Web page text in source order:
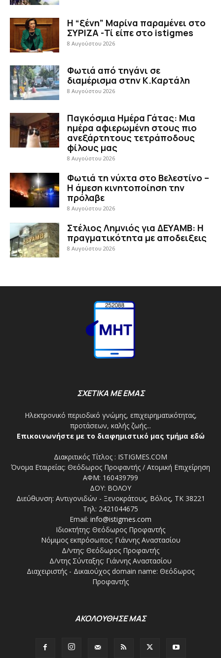
Η “ξένη” Μαρίνα παραμένει στο
ΣΥΡΙΖΑ -Τί είπε στο istigmes
8 Αυγούστου 2026
Φωτιά από τηγάνι σε
διαμέρισμα στην Κ.Καρτάλη
8 Αυγούστου 2026
Παγκόσμια Ημέρα Γάτας: Μια
ημέρα αφιερωμένη στους πιο
ανεξάρτητους τετράποδους
φίλους μας
8 Αυγούστου 2026
Φωτιά τη νύχτα στο Βελεστίνο –
Η άμεση κινητοποίηση την
πρόλαβε
8 Αυγούστου 2026
Στέλιος Λημνιός για ΔΕΥΑΜΒ: Η
πραγματικότητα με αποδειξεις
8 Αυγούστου 2026
ΣΧΕΤΙΚΑ ΜΕ ΕΜΑΣ
Ηλεκτρονικό περιοδικό γνώμης, επιχειρηματικότητας,
προτάσεων, καλής ζωής...
Επικοινωνήστε με το διαφημιστικό μας τμήμα εδώ
Διακριτικός Τίτλος : ISTIGMES.COM
Όνομα Εταιρείας: Θεόδωρος Προφαντής / Ατομική Επιχείρηση
ΑΦΜ: 160439799
ΔΟΥ: ΒΟΛΟΥ
Διεύθυνση: Αντιγονιδών - Ξενοκράτους, Βόλος, ΤΚ 38221
Τηλ: 2421044675
Email: info@istigmes.com
Ιδιοκτήτης: Θεόδωρος Προφαντής
Νόμιμος εκπρόσωπος: Γιάννης Αναστασίου
Δ/ντης: Θεόδωρος Προφαντής
Δ/ντης Σύνταξης: Γιάννης Αναστασίου
Διαχειριστής - Δικαιούχος domain name: Θεόδωρος
Προφαντής
ΑΚΟΛΟΥΘΗΣΕ ΜΑΣ